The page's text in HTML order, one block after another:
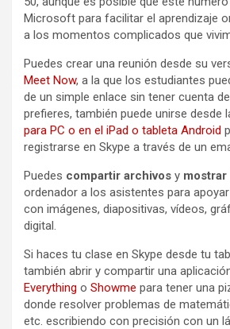
Microsoft para facilitar el aprendizaje
a los momentos complicados que
Puedes crear una reunión desde su
Meet Now, a la que los estudiantes
de un simple enlace sin tener cuenta
prefieres, también puede unirse desde
para PC o en el iPad o tableta Android
registrarse en Skype a través de un
Puedes compartir archivos y mostrar
ordenador a los asistentes para
con imágenes, diapositivas, vídeos,
digital.
Si haces tu clase en Skype desde tu
también abrir y compartir una
Everything o Showme para tener una
donde resolver problemas de
etc. escribiendo con precisión con un